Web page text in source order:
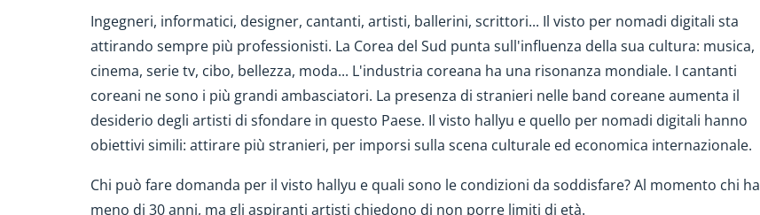
Ingegneri, informatici, designer, cantanti, artisti, ballerini, scrittori... Il visto per nomadi digitali sta
attirando sempre più professionisti. La Corea del Sud punta sull'influenza della sua cultura: musica,
cinema, serie tv, cibo, bellezza, moda... L'industria coreana ha una risonanza mondiale. I cantanti
coreani ne sono i più grandi ambasciatori. La presenza di stranieri nelle band coreane aumenta il
desiderio degli artisti di sfondare in questo Paese. Il visto hallyu e quello per nomadi digitali hanno
obiettivi simili: attirare più stranieri, per imporsi sulla scena culturale ed economica internazionale.
Chi può fare domanda per il visto hallyu e quali sono le condizioni da soddisfare? Al momento chi ha
meno di 30 anni, ma gli aspiranti artisti chiedono di non porre limiti di età.